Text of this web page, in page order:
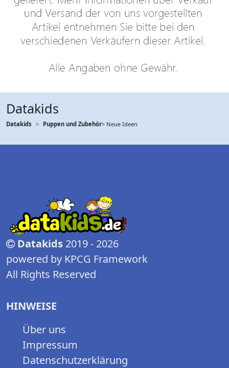
Datakids
Datakids Puppen und Zubehör> Neue Ideen
Datakids 2019 - 2026
powered by KPCG Framework
All Rights Reserved
HINWEISE
Über uns
Impressum
Datenschutzerklärung